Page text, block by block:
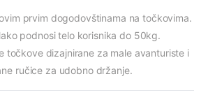
prvim dogodovštinama na točkovima.
podnosi telo korisnika do 50kg.
točkove dizajnirane za male avanturiste i
ručice za udobno držanje.